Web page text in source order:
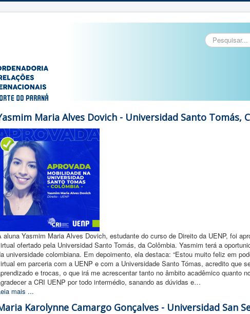
Pesquisar...
Maria Alves Dovich - Universidad Santo Tomás,
aluna Yasmim Maria Alves Dovich, estudante do curso de Direito da UENP, foi
ofertado pela Universidad Santo Tomás, da Colômbia. Yasmim terá a
universidade colombiana. Em depoimento, ela destaca: “Estou muito feliz em
em parceria com a UENP e com a Universidade Santo Tómas, acredito que
e trocas, o que irá me acrescentar tanto no âmbito acadêmico quanto
a CRI UENP por todo intermédio, sanando as dúvidas e…
mais ...
Karolynne Camargo Gonçalves - Universidad San